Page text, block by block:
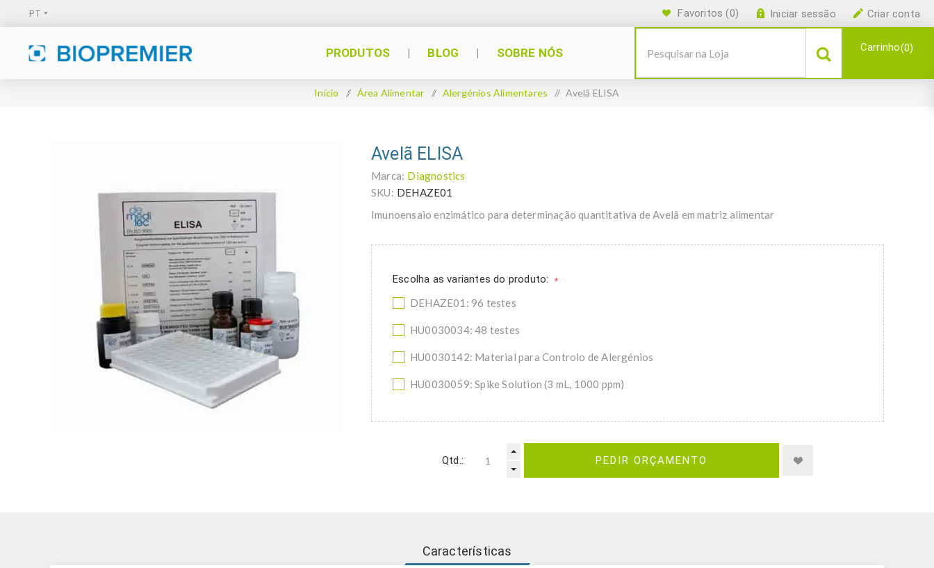
Criar conta
Iniciar sessão
Favoritos (0)
PRODUTOS BLOG SOBRE NÓS Carrinho 0
Início / Área Alimentar / Alergénios Alimentares / Avelã ELISA
Avelã ELISA
Marca: Diagnostics
SKU: DEHAZE01
Imunoensaio enzimático para determinação quantitativa de Avelã em matriz alimentar
Escolha as variantes do produto: *
DEHAZE01: 96 testes
HU0030034: 48 testes
HU0030142: Material para Controlo de Alergénios
HU0030059: Spike Solution (3 mL, 1000 ppm)
Qtd.: PEDIR ORÇAMENTO
Características